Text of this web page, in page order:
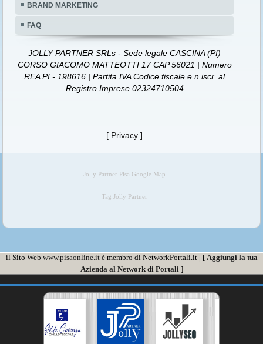
BRAND MARKETING
FAQ
JOLLY PARTNER SRLs - Sede legale CASCINA (PI)
CORSO GIACOMO MATTEOTTI 17 CAP 56021 | Numero
REA PI - 198616 | Partita IVA Codice fiscale e n.iscr. al
Registro Imprese 02324710504
[ Privacy ]
Jolly Partner Pisa Google Map
Tag Jolly Partner
il Sito Web www.pisaonline.itè membro di NetworkPortali.it | [ Aggiungi la tua
Azienda al Network di Portali]